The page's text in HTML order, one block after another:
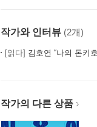
작가와 인터뷰 (2개)
[읽다] 김호연 “나의 돈키
작가의 다른 상품